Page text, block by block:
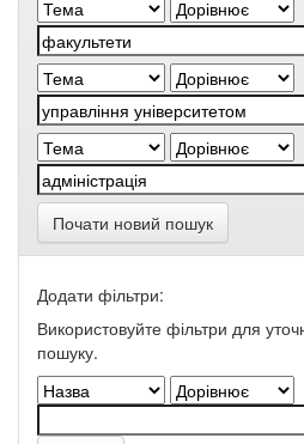
Почати новий пошук
Додати фільтри:
Використовуйте фільтри для
пошуку.